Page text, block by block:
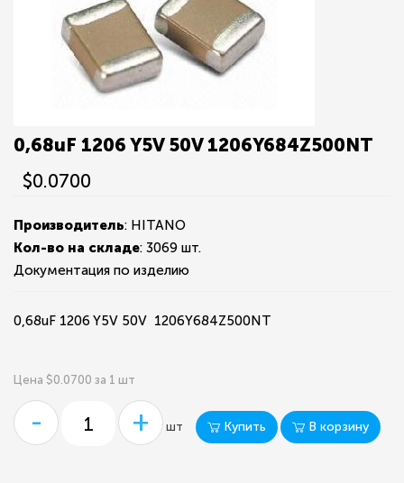
0,68uF 1206 Y5V 50V 1206Y684Z500NT
$0.0700
Производитель: HITANO
Кол-во на складе: 3069 шт.
Документация по изделию
0,68uF 1206 Y5V 50V 1206Y684Z500NT
Цена $0.0700 за 1 шт
- + шт Купить В корзину